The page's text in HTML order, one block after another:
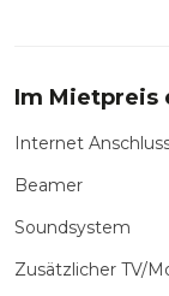
Im Mietpreis
Internet
Beamer
Soundsystem
Zusätzlicher TV/